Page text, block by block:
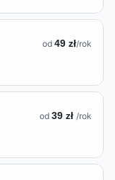
od 49 zł/rok
od 39 zł /rok